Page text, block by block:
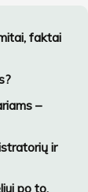
faktai
–
ir
po to,